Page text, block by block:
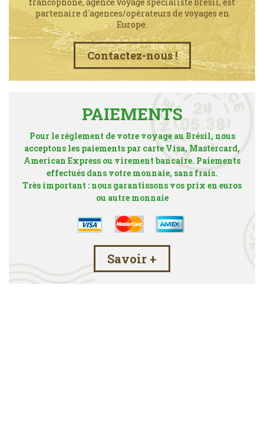
francophone, agence voyage spécialiste brésil, est
partenaire d´agences/opérateurs de voyages en
Europe.
Contactez-nous !
PAIEMENTS
Pour le réglement de votre voyage au Brésil, nous
acceptons les paiements par carte Visa, Mastercard,
American Express ou virement bancaire. Paiements
effectués dans votre monnaie, sans frais.
Très important : nous garantissons vos prix en euros
ou autre monnaie
Savoir +